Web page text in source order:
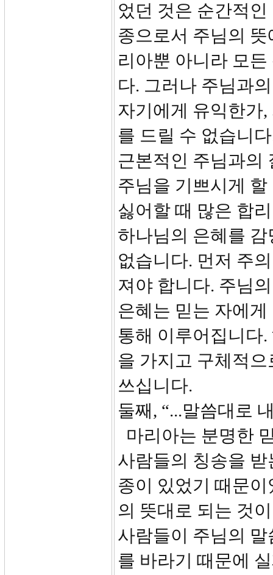
었던 것은 순간적
종으로서 주님의
리아뿐 아니라 모
다. 그러나 주님과
자기에게 유익한가
를 드릴 수 없습니
근본적인 주님과의
주님을 기쁘시게
싫어할 때 많은 합
하나님의 은혜를
없습니다. 먼저 주
져야 합니다. 주님
은혜는 믿는 자에
통해 이루어집니다
을 가지고 구체적
쓰십니다.
둘째, “...말씀대로
마리아는 분명한
사람들의 칭송을
종이 있었기 때문
의 뜻대로 되는 것
사람들이 주님의
를 바라기 때문에